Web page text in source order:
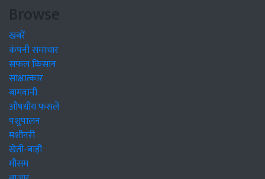
Browse
खबरें
कंपनी समाचार
सफल किसान
साक्षात्कार
बागवानी
औषधीय फसलें
पशुपालन
मशीनरी
खेती-बाड़ी
मौसम